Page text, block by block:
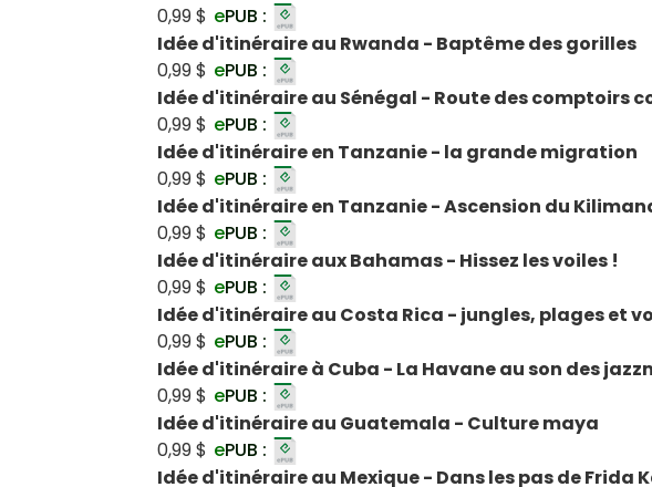
0,99 $ ePUB :
Idée d'itinéraire au Rwanda - Baptême des gorilles
0,99 $ ePUB :
Idée d'itinéraire au Sénégal - Route des comptoirs
0,99 $ ePUB :
Idée d'itinéraire en Tanzanie - la grande migration
0,99 $ ePUB :
Idée d'itinéraire en Tanzanie - Ascension du
0,99 $ ePUB :
Idée d'itinéraire aux Bahamas - Hissez les voiles !
0,99 $ ePUB :
Idée d'itinéraire au Costa Rica - jungles, plages et
0,99 $ ePUB :
Idée d'itinéraire à Cuba - La Havane au son des
0,99 $ ePUB :
Idée d'itinéraire au Guatemala - Culture maya
0,99 $ ePUB :
Idée d'itinéraire au Mexique - Dans les pas de Frida